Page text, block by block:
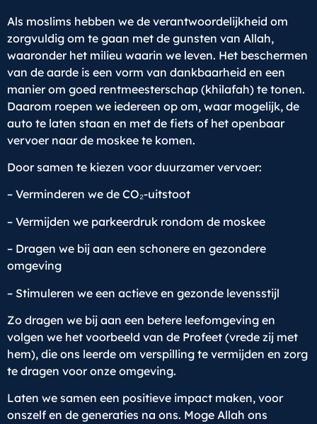
Als moslims hebben we de verantwoordelijkheid om
zorgvuldig om te gaan met de gunsten van Allah,
waaronder het milieu waarin we leven. Het beschermen
van de aarde is een vorm van dankbaarheid en een
manier om goed rentmeesterschap (khilafah) te tonen.
Daarom roepen we iedereen op om, waar mogelijk, de
auto te laten staan en met de fiets of het openbaar
vervoer naar de moskee te komen.
Door samen te kiezen voor duurzamer vervoer:
– Verminderen we de CO₂-uitstoot
– Vermijden we parkeerdruk rondom de moskee
– Dragen we bij aan een schonere en gezondere
omgeving
– Stimuleren we een actieve en gezonde levensstijl
Zo dragen we bij aan een betere leefomgeving en
volgen we het voorbeeld van de Profeet (vrede zij met
hem), die ons leerde om verspilling te vermijden en zorg
te dragen voor onze omgeving.
Laten we samen een positieve impact maken, voor
onszelf en de generaties na ons. Moge Allah ons